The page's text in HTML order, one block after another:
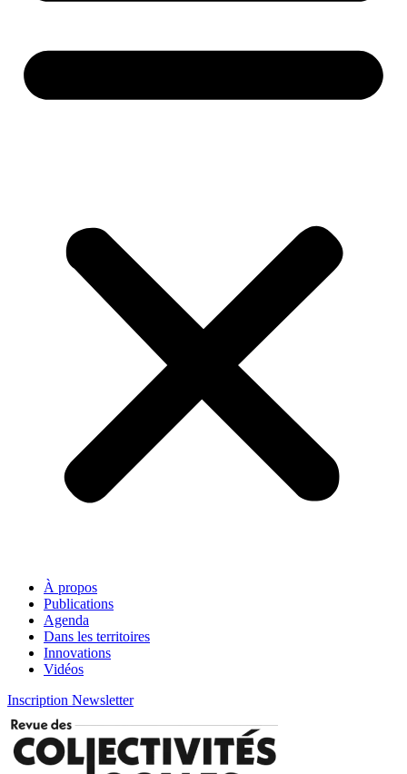
À propos
Publications
Agenda
Dans les territoires
Innovations
Vidéos
Inscription Newsletter